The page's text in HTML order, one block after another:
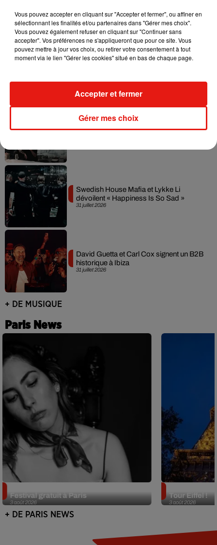
Il y a 10 ans, DJ Snake changeait de
31 juillet 2026
Swedish House Mafia et Lykke Li
dévoilent « Happiness Is So Sad »
31 juillet 2026
David Guetta et Carl Cox signent un B2B
historique à Ibiza
+ DE MUSIQUE
Paris News
3 août 2026
Festival gratuit à Paris
3 août 2026
Tour Eiffel !
+ DE PARIS NEWS
Vous pouvez accepter en cliquant sur "Accepter et fermer", ou affiner en
sélectionnant les finalités et/ou partenaires dans "Gérer mes choix".
Vous pouvez également refuser en cliquant sur "Continuer sans
accepter". Vos préférences ne s'appliqueront que pour ce site. Vous
pouvez mettre à jour vos choix, ou retirer votre consentement à tout
moment via le lien "Gérer les cookies" situé en bas de chaque page.
Gérer mes choix
Accepter et fermer